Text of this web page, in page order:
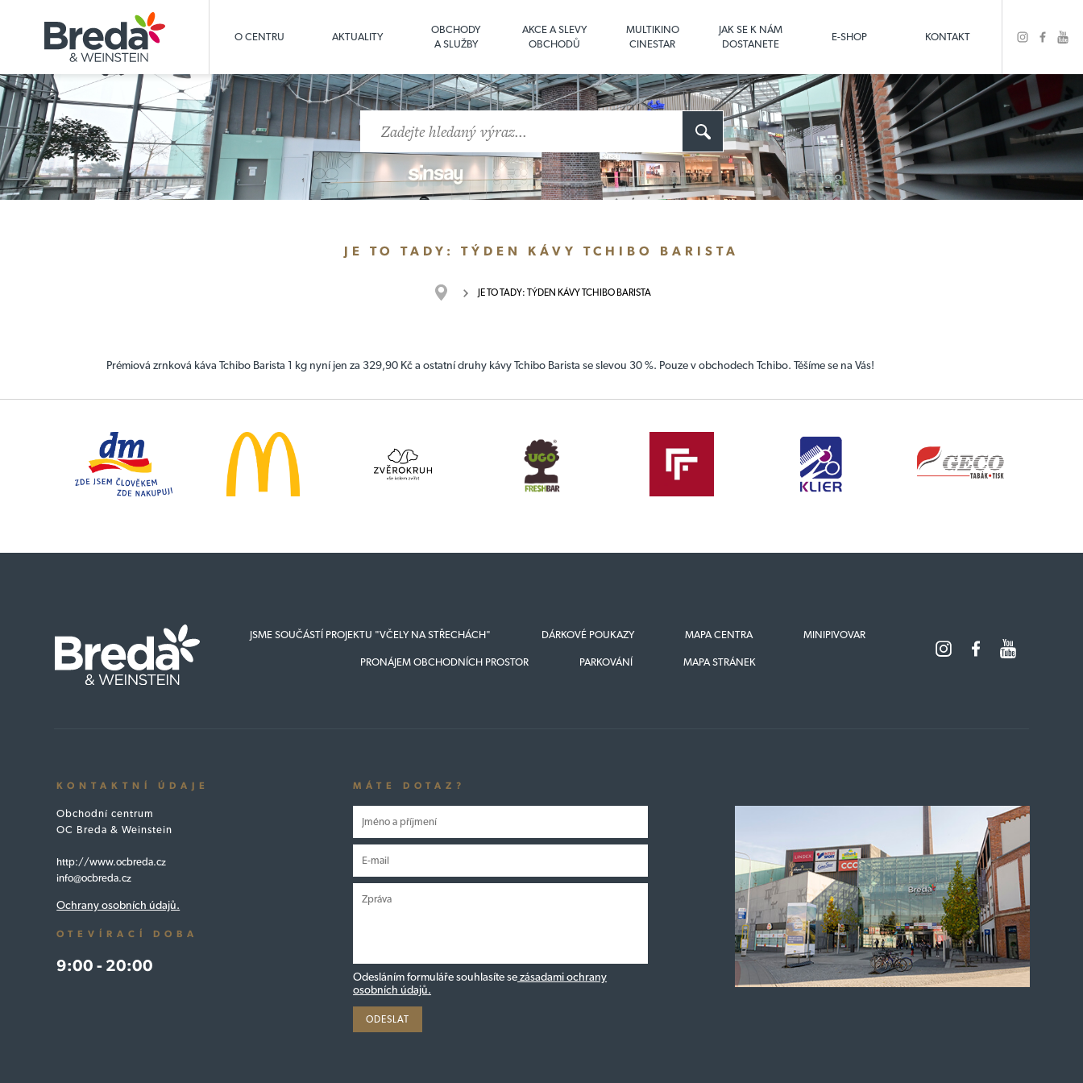
O CENTRU AKTUALITY
OBCHODY
A SLUŽBY
AKCE A SLEVY
OBCHODŮ
MULTIKINO
CINESTAR
JAK SE K NÁM
DOSTANETE
E-SHOP KONTAKT
JE TO TADY: TÝDEN KÁVY TCHIBO BARISTA
JE TO TADY: TÝDEN KÁVY TCHIBO BARISTA
Prémiová zrnková káva Tchibo Barista 1 kg nyní jen za 329,90 Kč a ostatní druhy kávy Tchibo Barista se slevou 30 %. Pouze v obchodech Tchibo. Těšíme se na Vás!
JSME SOUČÁSTÍ PROJEKTU "VČELY NA STŘECHÁCH" DÁRKOVÉ POUKAZY MAPA CENTRA MINIPIVOVAR
PRONÁJEM OBCHODNÍCH PROSTOR PARKOVÁNÍ MAPA STRÁNEK
KONTAKTNÍ ÚDAJE
Obchodní centrum
OC Breda & Weinstein
http://www.ocbreda.cz
info@ocbreda.cz
Ochrany osobních údajů.
OTEVÍRACÍ DOBA
9:00 - 20:00
MÁTE DOTAZ?
Odesláním formuláře souhlasíte sezásadami ochrany
osobních údajů.